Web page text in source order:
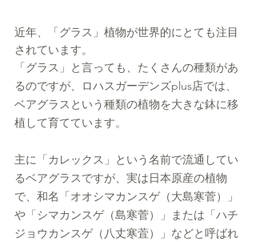
近年、「グラス」植物が世界的にとても注目
されています。
「グラス」と言っても、たくさんの種類があ
るのですが、ロハスガーデンズplus店では、
ベアグラスという種類の植物を大きな鉢に移
植して育てています。
主に「カレックス」という名前で流通してい
るベアグラスですが、実は日本原産の植物
で、和名「オオシマカンスゲ（大島寒菅）」
や「シマカンスゲ（島寒菅）」または「ハチ
ジョウカンスゲ（八丈寒萓）」などと呼ばれ